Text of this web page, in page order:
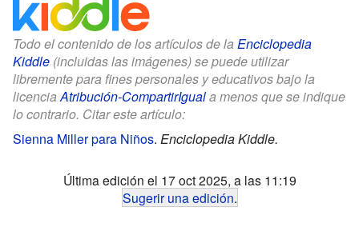
Todo el contenido de los artículos de la Enciclopedia
Kiddle (incluidas las imágenes) se puede utilizar
libremente para fines personales y educativos bajo la
licencia Atribución-CompartirIguala menos que se indique
lo contrario. Citar este artículo:
Sienna Miller para Niños. Enciclopedia Kiddle.
Última edición el 17 oct 2025, a las 11:19
Sugerir una edición.